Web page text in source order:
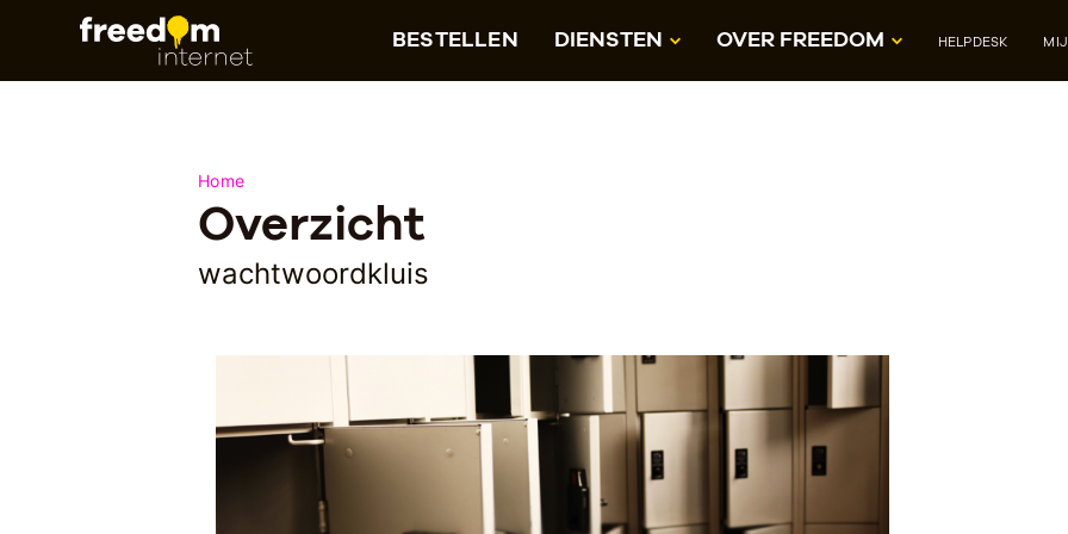
BESTELLEN DIENSTEN OVER FREEDOM HELPDESK
Home
Overzicht
wachtwoordkluis